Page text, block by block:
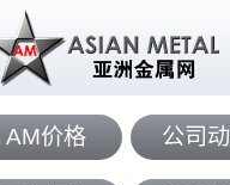
AM价格 公司